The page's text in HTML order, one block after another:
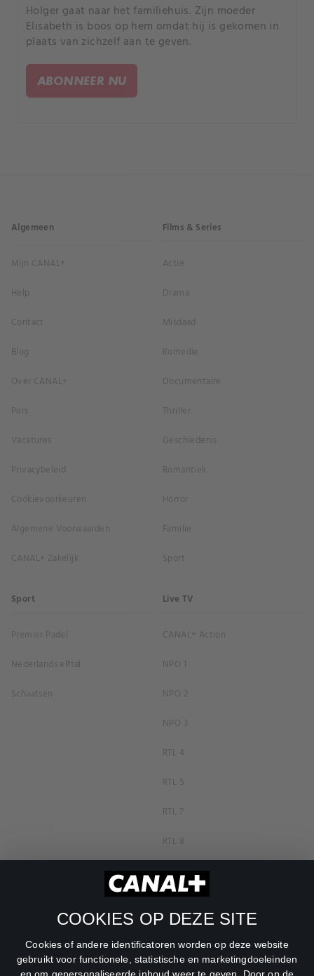
COOKIES OP DEZE SITE
Cookies of andere identificatoren worden op deze website
gebruikt voor functionele, statistische en marketingdoeleinden
Holger gaat naar het familiehuis. Zijn moeder
Elisabeth is boos op hem omdat hij is gekomen in
plaats van zichzelf aan te geven.
ABONNEER NU
Algemeen
Mijn CANAL+
Help
Contact
Blog
Over CANAL+
Pers
Vacatures
Privacybeleid
Cookievoorkeuren
Algemene Voorwaarden
CANAL+ Zakelijk
Films & Series
Actie
Drama
Misdaad
Komedie
Documentaire
Thriller
Geschiedenis
Romantiek
Horror
Familie
Sport
Sport
Premier Padel
Nederlands elftal
Schaatsen
Live TV
CANAL+ Action
NPO 1
NPO 2
NPO 3
RTL 4
RTL 5
RTL 7
RTL 8
RTL Z
SBS6
Net5
Veronica